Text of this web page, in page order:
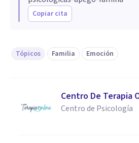
Copiar cita
Tópicos Familia Emoción
Centro De Terapia
Centro de Psicología